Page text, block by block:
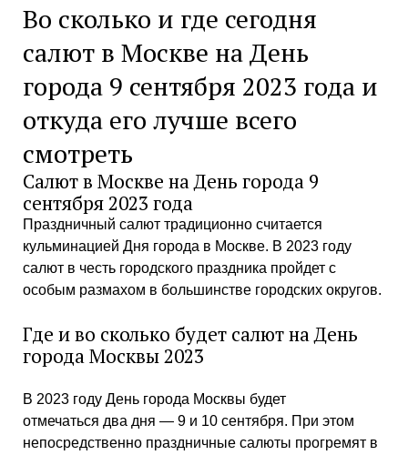
Во сколько и где сегодня
салют в Москве на День
города 9 сентября 2023 года и
откуда его лучше всего
смотреть
Салют в Москве на День города 9
сентября 2023 года
Праздничный салют традиционно считается
кульминацией Дня города в Москве. В 2023 году
салют в честь городского праздника пройдет с
особым размахом в большинстве городских округов.
Где и во сколько будет салют на День
города Москвы 2023
В 2023 году День города Москвы будет
отмечаться два дня — 9 и 10 сентября. При этом
непосредственно праздничные салюты прогремят в